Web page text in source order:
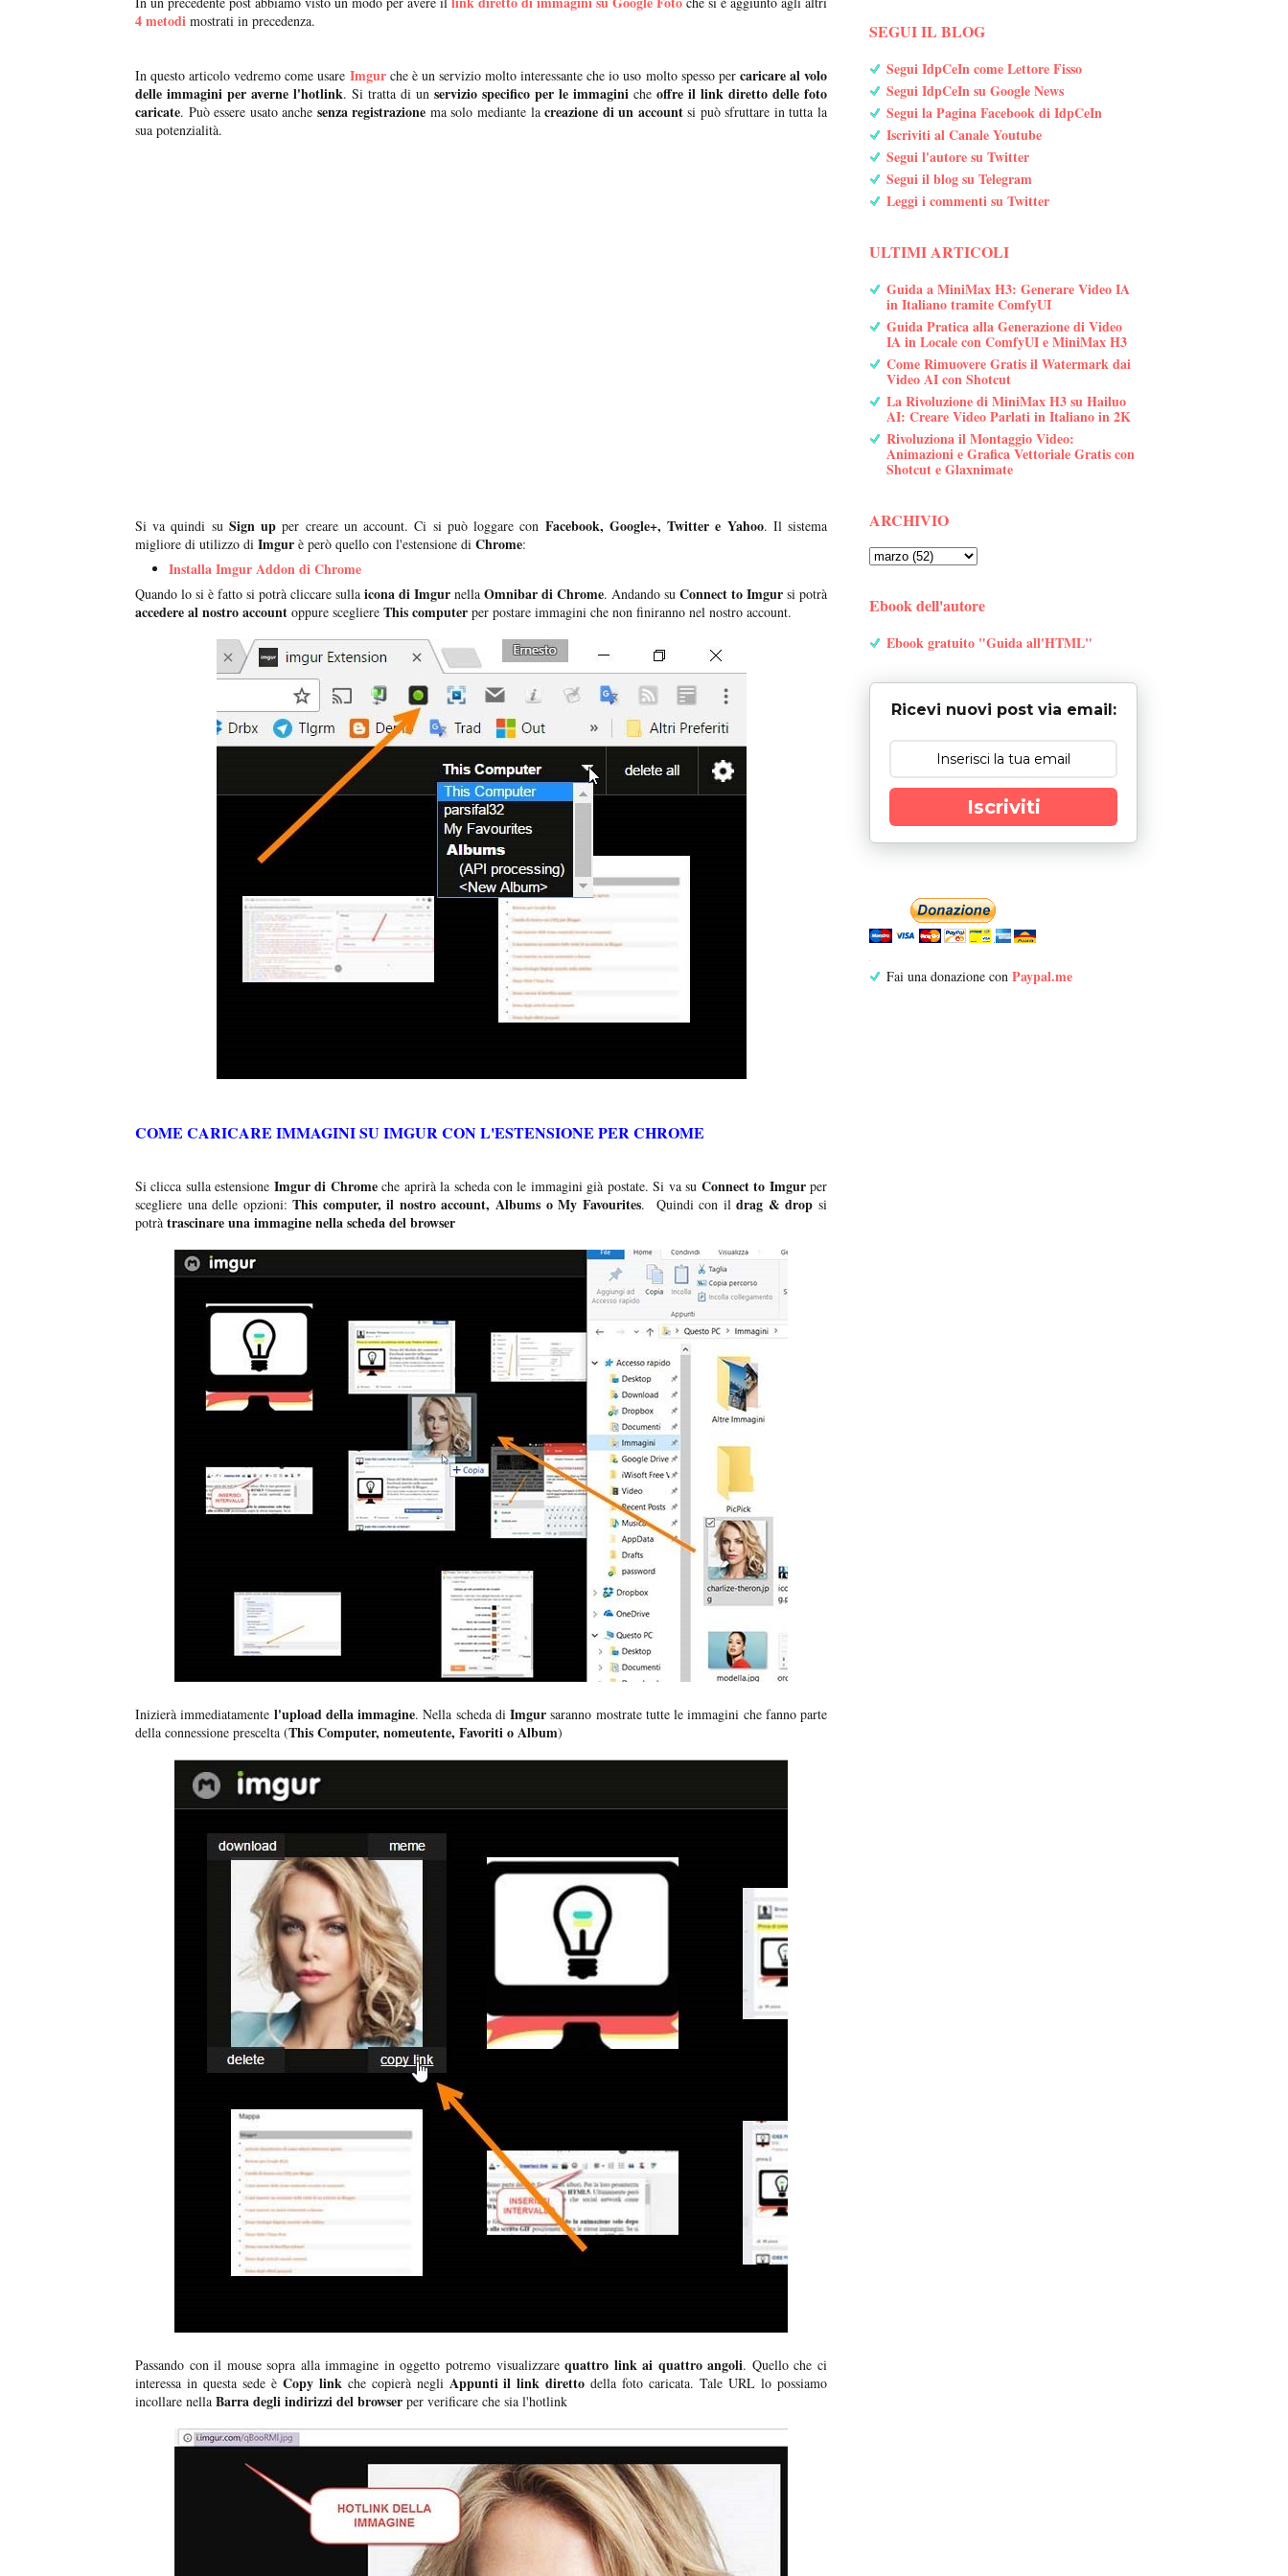
4 metodi mostrati in precedenza.
In questo articolo vedremo come usare Imgurche è un servizio molto interessante che io uso molto spesso per caricare al volo
delle immagini per averne l'hotlink. Si tratta di un servizio specifico per le immagini che offre il link diretto delle foto
caricate. Può essere usato anche senza registrazione ma solo mediante lacreazione di un accountsi può sfruttare in tutta la
sua potenzialità.
Si va quindi su Sign up per creare un account. Ci si può loggare con Facebook, Google+, Twitter e Yahoo. Il sistema
migliore di utilizzo di Imgur è però quello con l'estensione di Chrome:
Installa Imgur Addon di Chrome
Quando lo si è fatto si potrà cliccare sulla icona di Imgur nella Omnibar di Chrome. Andando su Connect to Imgur si potrà
accedere al nostro account oppure scegliere This computer per postare immagini che non finiranno nel nostro account.
COME CARICARE IMMAGINI SU IMGUR CON L'ESTENSIONE PER CHROME
Si clicca sulla estensione Imgur di Chromeche aprirà la scheda con le immagini già postate. Si va su Connect to Imgurper
scegliere una delle opzioni:This computer, il nostro account, Albums o My Favourites. Quindi con ildrag & drop si
potrà trascinare una immagine nella scheda del browser
Inizierà immediatamente l'upload della immagine. Nella scheda diImgur saranno mostrate tutte le immagini che fanno parte
della connessione prescelta (This Computer, nomeutente, Favoriti o Album)
Passando con il mouse sopra alla immagine in oggetto potremo visualizzarequattro link ai quattro angoli. Quello che ci
interessa in questa sede è Copy linkche copierà negli Appunti il link diretto della foto caricata. Tale URL lo possiamo
incollare nella Barra degli indirizzi del browser per verificare che sia l'hotlink
SEGUI IL BLOG
Segui IdpCeIn come Lettore Fisso
Segui IdpCeIn su Google News
Segui la Pagina Facebook di IdpCeIn
Iscriviti al Canale Youtube
Segui l'autore su Twitter
Segui il blog su Telegram
Leggi i commenti su Twitter
ULTIMI ARTICOLI
Guida a MiniMax H3: Generare Video IA
in Italiano tramite ComfyUI
Guida Pratica alla Generazione di Video
IA in Locale con ComfyUI e MiniMax H3
Come Rimuovere Gratis il Watermark dai
Video AI con Shotcut
La Rivoluzione di MiniMax H3 su Hailuo
AI: Creare Video Parlati in Italiano in 2K
Rivoluziona il Montaggio Video:
Animazioni e Grafica Vettoriale Gratis con
Shotcut e Glaxnimate
ARCHIVIO
Ebook dell'autore
Ebook gratuito "Guida all'HTML"
Ricevi nuovi post via email:
Iscriviti
Fai una donazione con Paypal.me